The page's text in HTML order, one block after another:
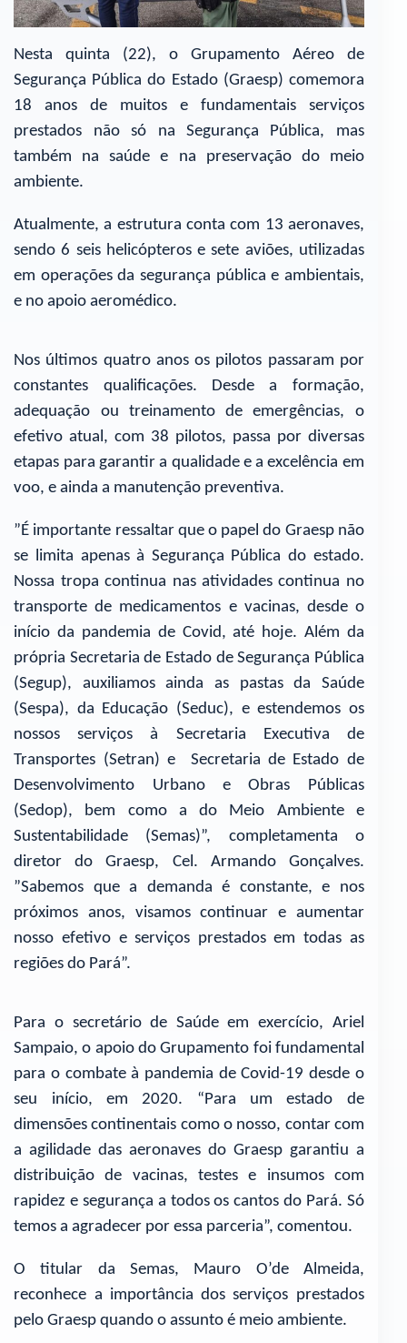
Nesta quinta (22), o Grupamento Aéreo de
Segurança Pública do Estado (Graesp) comemora
18 anos de muitos e fundamentais serviços
prestados não só na Segurança Pública, mas
também na saúde e na preservação do meio
ambiente.
Atualmente, a estrutura conta com 13 aeronaves,
sendo 6 seis helicópteros e sete aviões, utilizadas
em operações da segurança pública e ambientais,
e no apoio aeromédico.
Nos últimos quatro anos os pilotos passaram por
constantes qualificações. Desde a formação,
adequação ou treinamento de emergências, o
efetivo atual, com 38 pilotos, passa por diversas
etapas para garantir a qualidade e a excelência em
voo, e ainda a manutenção preventiva.
”É importante ressaltar que o papel do Graesp não
se limita apenas à Segurança Pública do estado.
Nossa tropa continua nas atividades continua no
transporte de medicamentos e vacinas, desde o
início da pandemia de Covid, até hoje. Além da
própria Secretaria de Estado de Segurança Pública
(Segup), auxiliamos ainda as pastas da Saúde
(Sespa), da Educação (Seduc), e estendemos os
nossos serviços à Secretaria Executiva de
Transportes (Setran) e Secretaria de Estado de
Desenvolvimento Urbano e Obras Públicas
(Sedop), bem como a do Meio Ambiente e
Sustentabilidade (Semas)”, completamenta o
diretor do Graesp, Cel. Armando Gonçalves.
”Sabemos que a demanda é constante, e nos
próximos anos, visamos continuar e aumentar
nosso efetivo e serviços prestados em todas as
regiões do Pará”.
Para o secretário de Saúde em exercício, Ariel
Sampaio, o apoio do Grupamento foi fundamental
para o combate à pandemia de Covid-19 desde o
seu início, em 2020. “Para um estado de
dimensões continentais como o nosso, contar com
a agilidade das aeronaves do Graesp garantiu a
distribuição de vacinas, testes e insumos com
rapidez e segurança a todos os cantos do Pará. Só
temos a agradecer por essa parceria”, comentou.
O titular da Semas, Mauro O’de Almeida,
reconhece a importância dos serviços prestados
pelo Graesp quando o assunto é meio ambiente.